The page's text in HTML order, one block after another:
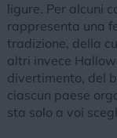
ligure. Per alcuni
rappresenta una
tradizione, della
altri invece
divertimento, del
ciascun paese
sta solo a voi